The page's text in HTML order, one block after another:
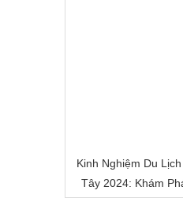
Kinh Nghiệm Du
Tây 2024: Khám